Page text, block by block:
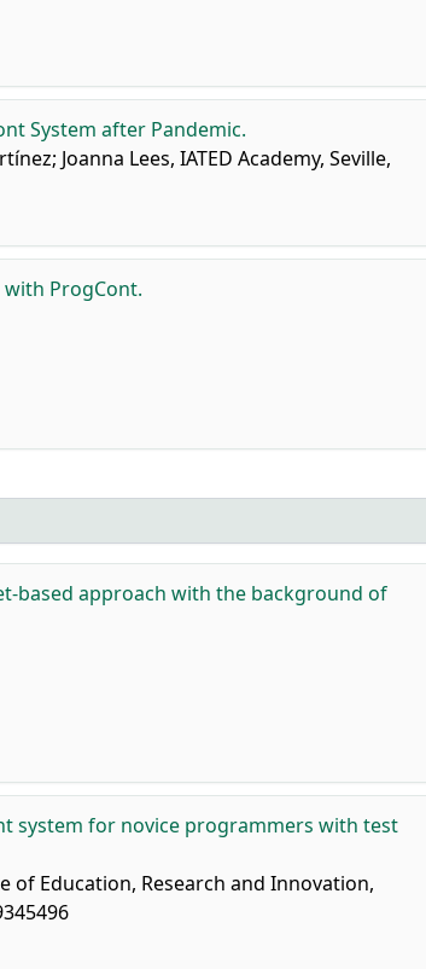
System after Pandemic.
Joanna Lees, IATED Academy, Seville,
ProgCont.
based approach with the background of
system for novice programmers with test
of Education, Research and Innovation,